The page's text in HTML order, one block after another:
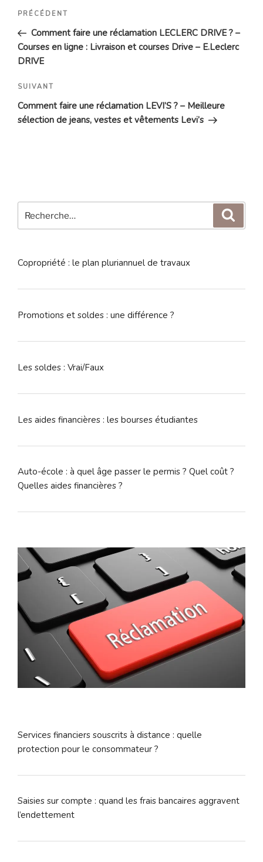
Navigation
l’article
Article
précédent
PRÉCÉDENT
Comment faire une réclamation LECLERC DRIVE ? –
Courses en ligne : Livraison et courses Drive – E.Leclerc
DRIVE
Article
suivant
SUIVANT
Comment faire une réclamation LEVI’S ? – Meilleure
sélection de jeans, vestes et vêtements Levi’s
pour
Copropriété : le plan pluriannuel de travaux
Promotions et soldes : une différence ?
Les soldes : Vrai/Faux
Les aides financières : les bourses étudiantes
Auto-école : à quel âge passer le permis ? Quel coût ?
Quelles aides financières ?
Services financiers souscrits à distance : quelle
protection pour le consommateur ?
Saisies sur compte : quand les frais bancaires aggravent
l’endettement